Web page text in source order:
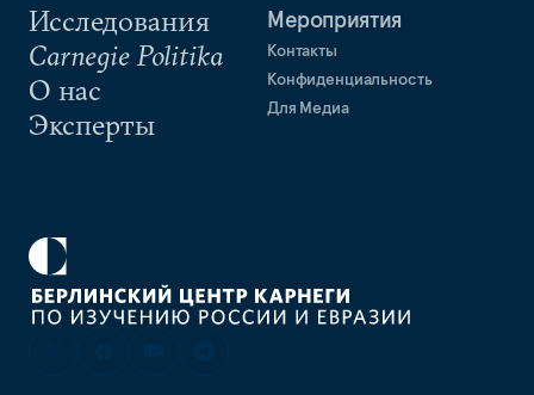
Исследования
Carnegie Politika
О нас
Эксперты
Мероприятия
Контакты
Конфиденциальность
Для Медиа